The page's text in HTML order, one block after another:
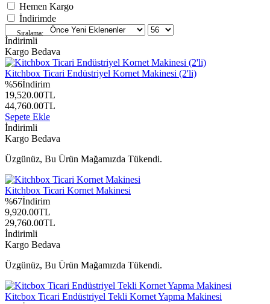
Hemen Kargo
İndirimde
Sıralama:
İndirimli
Kargo Bedava
Kitchbox Ticari Endüstriyel Kornet Makinesi (2'li)
%56İndirim
19,520.00TL
44,760.00TL
Sepete Ekle
İndirimli
Kargo Bedava
Üzgünüz, Bu Ürün Mağamızda Tükendi.
Kitchbox Ticari Kornet Makinesi
%67İndirim
9,920.00TL
29,760.00TL
İndirimli
Kargo Bedava
Üzgünüz, Bu Ürün Mağamızda Tükendi.
Kitcbox Ticari Endüstriyel Tekli Kornet Yapma Makinesi